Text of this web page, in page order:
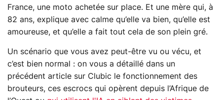
France, une moto achetée sur place. Et une mère qui, à
82 ans, explique avec calme qu’elle va bien, qu’elle est
amoureuse, et qu’elle a fait tout cela de son plein gré.
Un scénario que vous avez peut-être vu ou vécu, et
c’est bien normal : on vous a détaillé dans un
précédent article sur Clubic le fonctionnement des
brouteurs, ces escrocs qui opèrent depuis l’Afrique de